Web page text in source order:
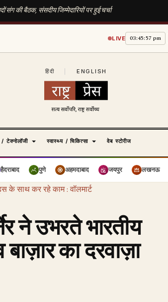
संग की बैठक, संसदीय जिम्मेदारियों पर हुई चर्चा
LIVE 03:45:58 pm
हिंदी ENGLISH
/ टेक्नोलॉजी स्वास्थ्य / चिकित्सा वेब स्टोरीज
हैदराबाद पुणे अहमदाबाद जयपुर लखनऊ
के साथ कर रहे काम : वॉलमार्ट
ने उभरते भारतीय
का दरवाज़ा